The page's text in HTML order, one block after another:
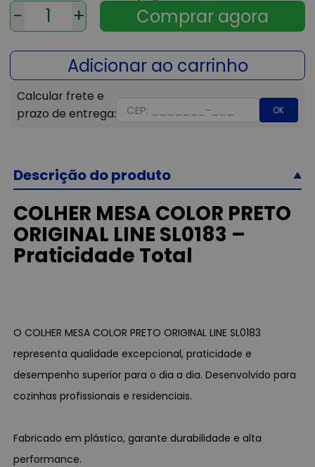
- +
OK
Descrição do produto
COLHER MESA COLOR PRETO
ORIGINAL LINE SL0183 –
Praticidade Total
O COLHER MESA COLOR PRETO ORIGINAL LINE SL0183
representa qualidade excepcional, praticidade e
desempenho superior para o dia a dia. Desenvolvido para
cozinhas profissionais e residenciais.
Fabricado em plástico, garante durabilidade e alta
performance.